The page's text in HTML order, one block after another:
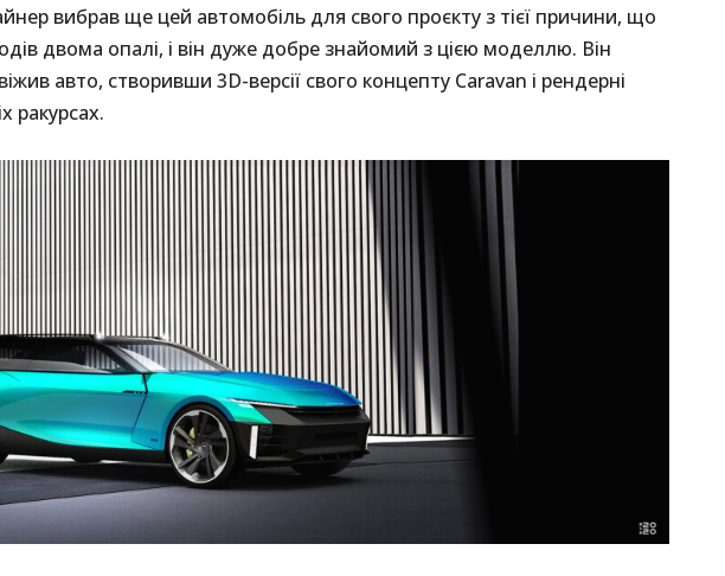
вибрав ще цей автомобіль для свого проєкту з тієї причини, що
двома опалі, і він дуже добре знайомий з цією моделлю. Він
авто, створивши 3D-версії свого концепту Caravan і рендерні
ракурсах.